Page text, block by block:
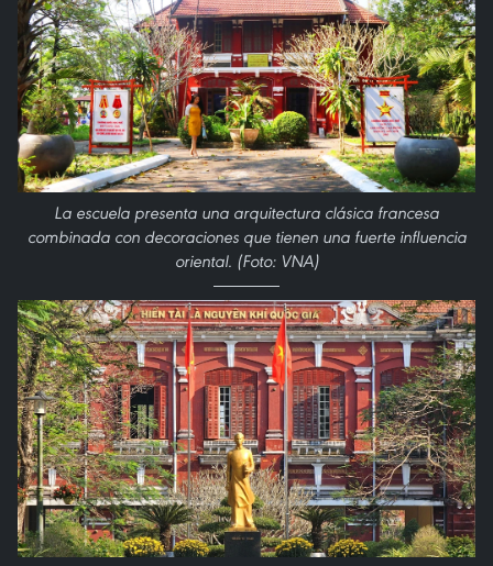
La escuela presenta una arquitectura clásica francesa
combinada con decoraciones que tienen una fuerte influencia
oriental. (Foto: VNA)